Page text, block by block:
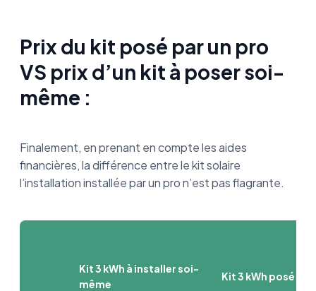
Prix du kit posé par un pro
VS prix d’un kit à poser soi-
même :
Finalement, en prenant en compte les aides
financières, la différence entre le kit solaire
l’installation installée par un pro n’est pas flagrante.
Kit 3 kWh à installer soi-
même
Kit 3 kWh posé